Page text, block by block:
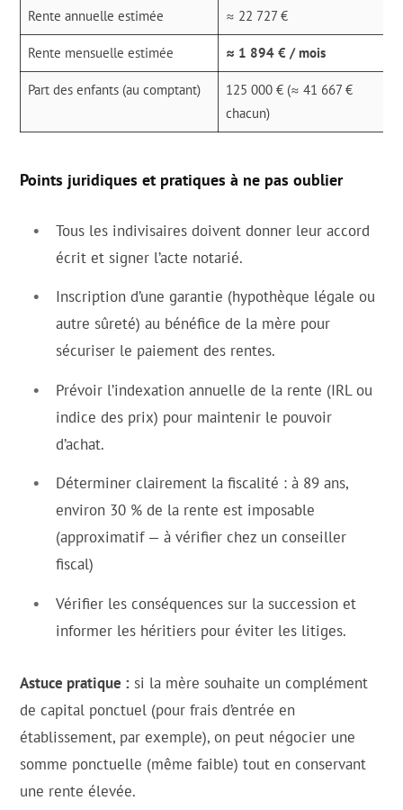
Rente annuelle estimée ≈ 22 727 €
Rente mensuelle estimée ≈ 1 894 € / mois
Part des enfants (au comptant)
125 000 € (≈ 41 667 €
chacun)
Points juridiques et pratiques à ne pas oublier
Tous les indivisaires doivent donner leur accord
écrit et signer l’acte notarié.
Inscription d’une garantie (hypothèque légale ou
autre sûreté) au bénéfice de la mère pour
sécuriser le paiement des rentes.
Prévoir l’indexation annuelle de la rente (IRL ou
indice des prix) pour maintenir le pouvoir
d’achat.
Déterminer clairement la fiscalité : à 89 ans,
environ 30 % de la rente est imposable
(approximatif — à vérifier chez un conseiller
fiscal)
Vérifier les conséquences sur la succession et
informer les héritiers pour éviter les litiges.
Astuce pratique : si la mère souhaite un complément
de capital ponctuel (pour frais d’entrée en
établissement, par exemple), on peut négocier une
somme ponctuelle (même faible) tout en conservant
une rente élevée.